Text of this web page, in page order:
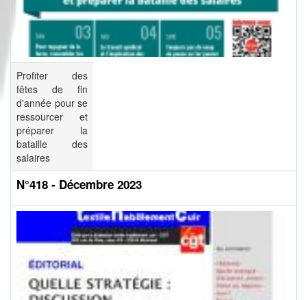
Profiter des
fêtes de fin
d'année pour se
ressourcer et
préparer la
bataille des
salaires
N°418 - Décembre 2023